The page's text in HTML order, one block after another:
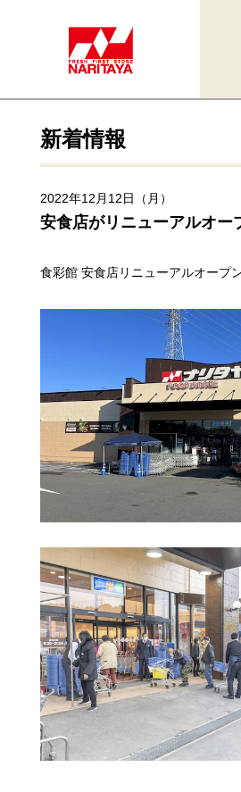
新着情報
2022年12月12日（月）
安食店がリニューアルオー
食彩館 安食店リニューアルオープン